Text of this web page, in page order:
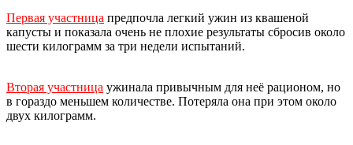
Первая участница предпочла легкий ужин из квашеной
капусты и показала очень не плохие результаты сбросив около
шести килограмм за три недели испытаний.
Вторая участница ужинала привычным для неё рационом, но
в гораздо меньшем количестве. Потеряла она при этом около
двух килограмм.